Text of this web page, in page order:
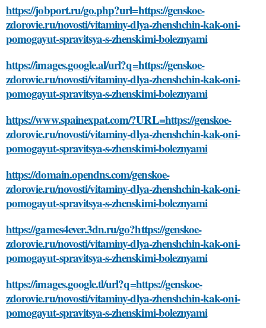
https://jobport.ru/go.php?url=https://genskoe-
zdorovie.ru/novosti/vitaminy-dlya-zhenshchin-kak-oni-
pomogayut-spravitsya-s-zhenskimi-boleznyami
https://images.google.al/url?q=https://genskoe-
zdorovie.ru/novosti/vitaminy-dlya-zhenshchin-kak-oni-
pomogayut-spravitsya-s-zhenskimi-boleznyami
https://www.spainexpat.com/?URL=https://genskoe-
zdorovie.ru/novosti/vitaminy-dlya-zhenshchin-kak-oni-
pomogayut-spravitsya-s-zhenskimi-boleznyami
https://domain.opendns.com/genskoe-
zdorovie.ru/novosti/vitaminy-dlya-zhenshchin-kak-oni-
pomogayut-spravitsya-s-zhenskimi-boleznyami
https://games4ever.3dn.ru/go?https://genskoe-
zdorovie.ru/novosti/vitaminy-dlya-zhenshchin-kak-oni-
pomogayut-spravitsya-s-zhenskimi-boleznyami
https://images.google.tl/url?q=https://genskoe-
zdorovie.ru/novosti/vitaminy-dlya-zhenshchin-kak-oni-
pomogayut-spravitsya-s-zhenskimi-boleznyami